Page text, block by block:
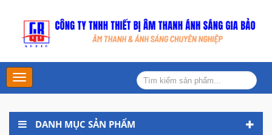
Main
Menu
DANH MỤC SẢN PHẨM